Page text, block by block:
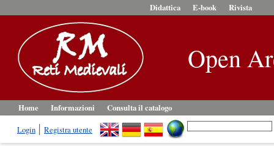
Didattica E-book Rivista
Open
Home Informazioni
Consulta il catalogo
Login
Registra utente